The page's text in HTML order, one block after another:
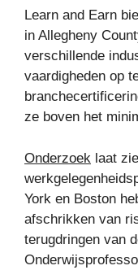
Learn and Earn
in Allegheny
verschillende
vaardigheden op
ze boven het
Onderzoek laat
York en Boston
afschrikken van
terugdringen van